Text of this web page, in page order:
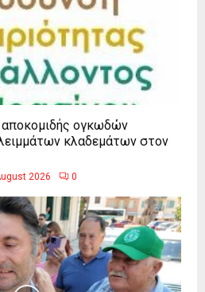
ογκωδών
κλαδεμάτων στον
2026 0